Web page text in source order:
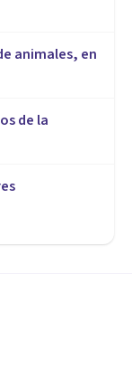
animales, en
de la